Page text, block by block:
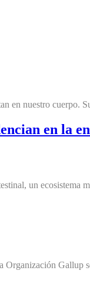
en nuestro cuerpo.
en la
un ecosistema
Organización Gallup